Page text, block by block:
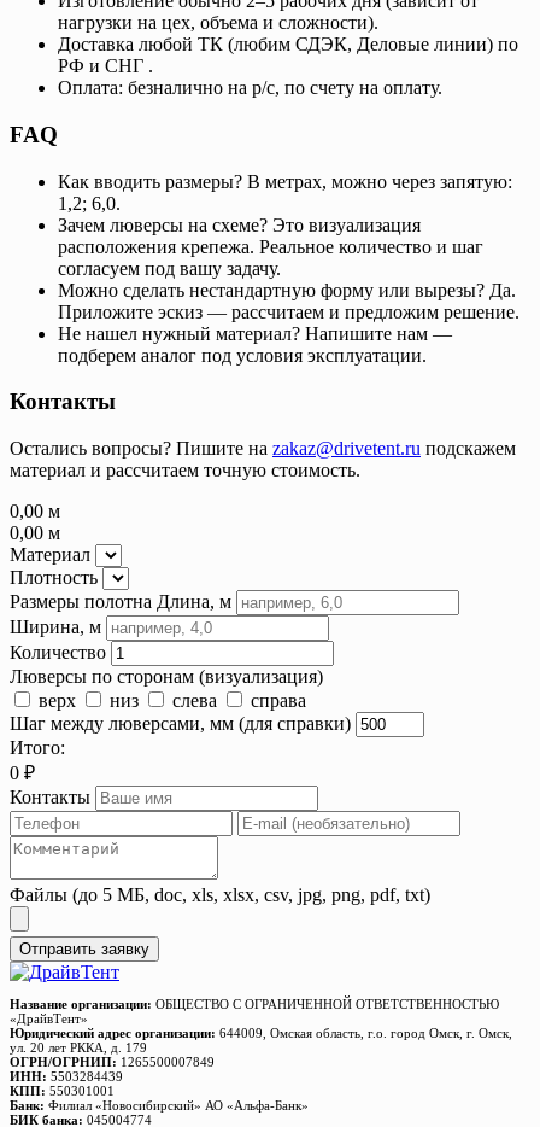
нагрузки на цех, объема и сложности).
Доставка любой ТК (любим СДЭК, Деловые линии) по
РФ и СНГ .
Оплата: безналично на р/с, по счету на оплату.
FAQ
Как вводить размеры? В метрах, можно через запятую:
1,2; 6,0.
Зачем люверсы на схеме? Это визуализация
расположения крепежа. Реальное количество и шаг
согласуем под вашу задачу.
Можно сделать нестандартную форму или вырезы? Да.
Приложите эскиз — рассчитаем и предложим решение.
Не нашел нужный материал? Напишите нам —
подберем аналог под условия эксплуатации.
Контакты
Остались вопросы? Пишите на zakaz@drivetent.ru подскажем
материал и рассчитаем точную стоимость.
0,00 м
0,00 м
Материал
Плотность
Размеры полотна Длина, м
Ширина, м
Количество
Люверсы по сторонам (визуализация)
верх
низ слева
справа
Шаг между люверсами, мм (для справки)
Итого:
0 ₽
Контакты
Файлы (до 5 МБ, doc, xls, xlsx, csv, jpg, png, pdf, txt)
Отправить заявку
Название организации: ОБЩЕСТВО С ОГРАНИЧЕННОЙ ОТВЕТСТВЕННОСТЬЮ
«ДрайвТент»
Юридический адрес организации: 644009, Омская область, г.о. город Омск, г. Омск,
ул. 20 лет РККА, д. 179
ОГРН/ОГРНИП: 1265500007849
ИНН: 5503284439
КПП: 550301001
Банк: Филиал «Новосибирский» АО «Альфа-Банк»
БИК банка: 045004774